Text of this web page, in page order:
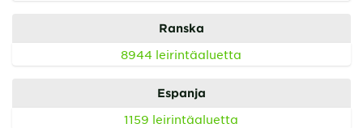
Ranska
8944 leirintäaluetta
Espanja
1159 leirintäaluetta